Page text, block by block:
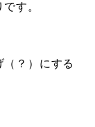
す。
？）にする